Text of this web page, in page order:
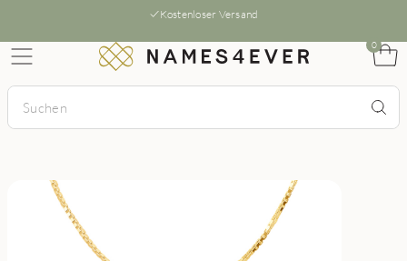
Kostenloser Versand
0